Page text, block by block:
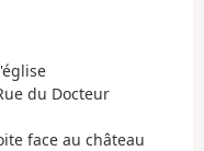
du Docteur
face au château